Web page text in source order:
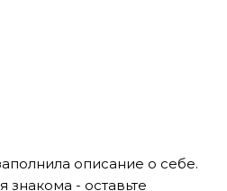
описание о себе.
знакома - оставьте